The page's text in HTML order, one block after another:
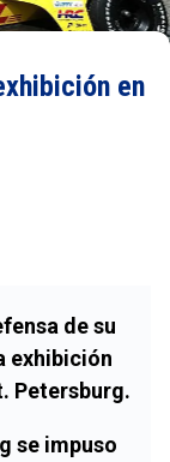
en
de su
exhibición
Petersburg.
se impuso